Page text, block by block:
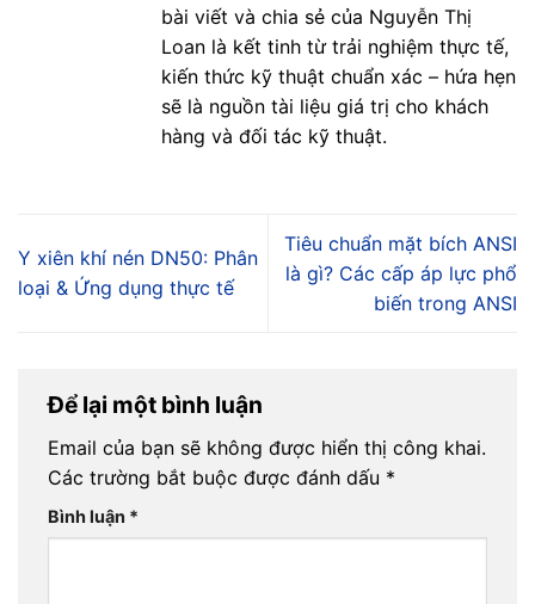
bài viết và chia sẻ của Nguyễn Thị
Loan là kết tinh từ trải nghiệm thực tế,
kiến thức kỹ thuật chuẩn xác – hứa hẹn
sẽ là nguồn tài liệu giá trị cho khách
hàng và đối tác kỹ thuật.
Y xiên khí nén DN50: Phân
loại & Ứng dụng thực tế
Tiêu chuẩn mặt bích ANSI
là gì? Các cấp áp lực phổ
biến trong ANSI
Để lại một bình luận
Email của bạn sẽ không được hiển thị công khai.
Các trường bắt buộc được đánh dấu *
Bình luận *